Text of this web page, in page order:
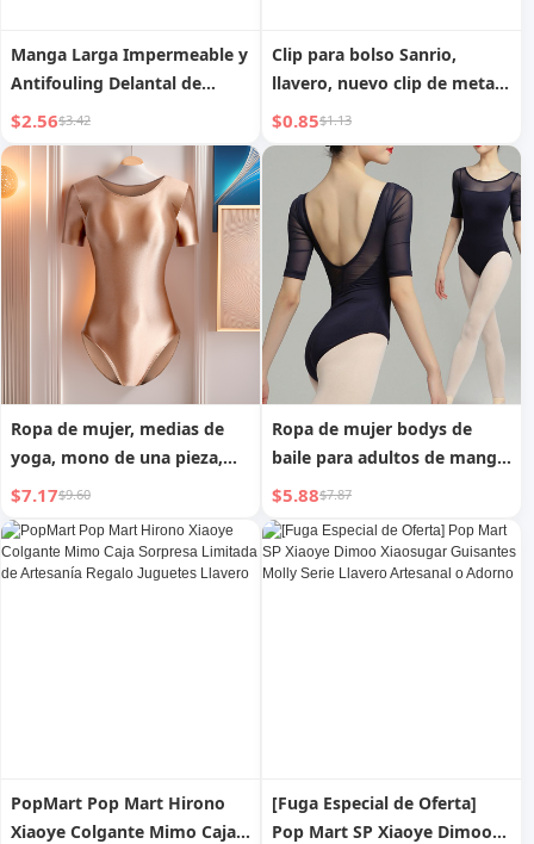
Manga Larga Impermeable y
Antifouling Delantal de
Cocina para el Hogar 2025
Nueva Llegada Delantal de
Cocina para Mujer a Prueba
de Manchas
$2.56$3.42
Clip para bolso Sanrio,
llavero, nuevo clip de metal
de dibujos animados, anti-
pérdida, clip para cinturón,
mochila anti-pérdida, clip de
accesorios creativos
$0.85$1.13
Ropa de mujer, medias de
yoga, mono de una pieza,
ropa de baile sedosa y
brillante, ropa de medio
cuerpo
$7.17$9.60
Ropa de mujer bodys de
baile para adultos de manga
de tres cuartos ropa de baile
para profesores gimnasia
lotes de una sola pieza
$5.88$7.87
PopMart Pop Mart Hirono
Xiaoye Colgante Mimo Caja
[Fuga Especial de Oferta]
Pop Mart SP Xiaoye Dimoo